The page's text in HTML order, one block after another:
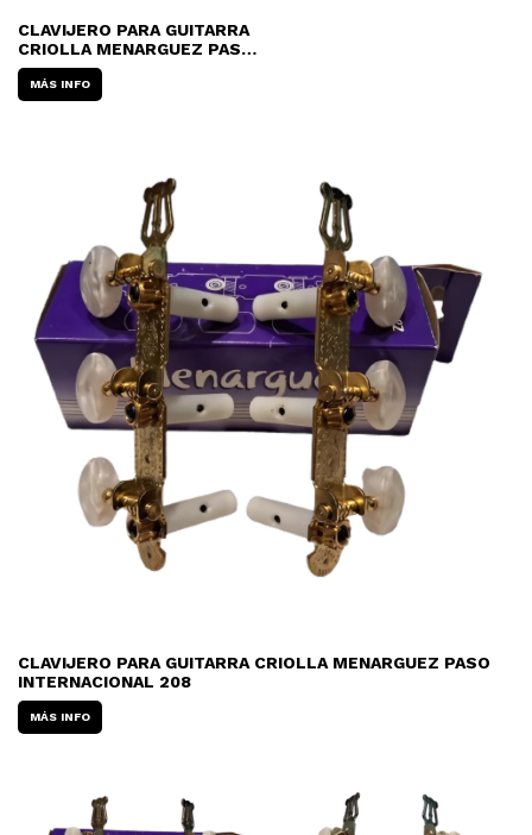
CLAVIJERO PARA GUITARRA
CRIOLLA MENARGUEZ PASO
INTERNACIONAL 209
MÁS INFO
CLAVIJERO PARA GUITARRA CRIOLLA MENARGUEZ PASO
INTERNACIONAL 208
MÁS INFO